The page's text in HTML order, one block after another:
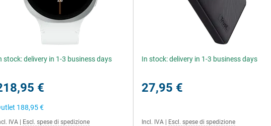
stock: delivery in 1-3 business days
€
188,95 €
IVA Escl. spese di spedizione
In stock: delivery in 1-3 business days
27,95 €
Incl. IVA Escl. spese di spedizione